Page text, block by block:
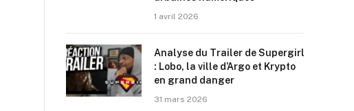
1 avril 2026
Analyse du Trailer de Supergirl
: Lobo, la ville d’Argo et Krypto
en grand danger
31 mars 2026